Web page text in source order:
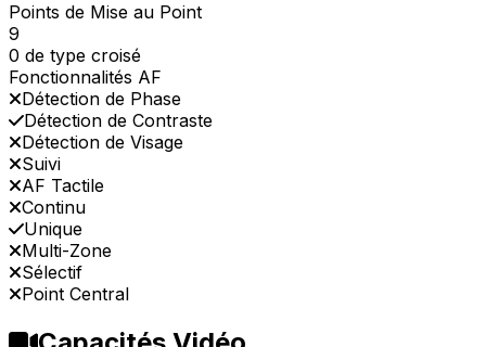
Points de Mise au Point
9
0 de type croisé
Fonctionnalités AF
Détection de Phase
Détection de Contraste
Détection de Visage
Suivi
AF Tactile
Continu
Unique
Multi-Zone
Sélectif
Point Central